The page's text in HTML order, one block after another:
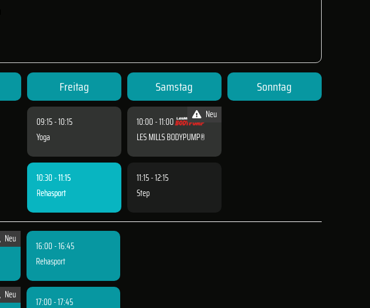
Freitag
09:15 - 10:15
Yoga
10:30 - 11:15
Rehasport
Samstag
Neu
10:00 - 11:00
LES MILLS BODYPUMP®
11:15 - 12:15
Step
Sonntag
Neu
Neu
16:00 - 16:45
Rehasport
17:00 - 17:45